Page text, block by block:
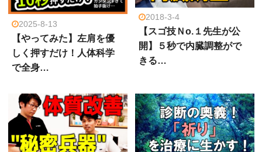
2025-8-13
【やってみた】左肩を優
しく押すだけ！人体科学
で全身…
2018-3-4
【スゴ技Ｎo.１先生が公
開】５秒で内臓調整がで
きる…